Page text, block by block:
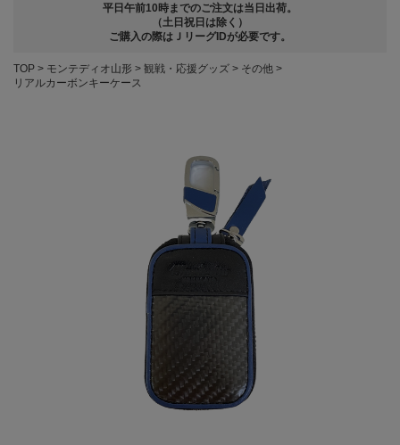
平日午前10時までのご注文は当日出荷。
（土日祝日は除く）
ご購入の際はＪリーグIDが必要です。
TOP モンテディオ山形 観戦・応援グッズ
その他
リアルカーボンキーケース